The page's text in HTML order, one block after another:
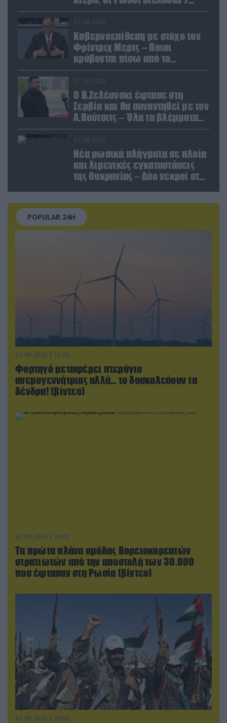
εγκαταστάσεις του ουκρανικού
Κυβερνοεπίθεση με στόχο τον
Φρίντριχ Μερτς – Ποιοι
κρύβονται πίσω από το
παραποιημένο βίντεο
Ο Β.Ζελέσνσκι έφτασε στη
Σερβία και θα συναντηθεί με τον
Α.Βούτσιτς – Όλα τα βλέμματα
στις σχέσεις με τη Ρωσία
Νέα ρωσικά πλήγματα σε πλοία
και λιμενικές εγκαταστάσεις
της Ουκρανίας – Δύο νεκροί στην
POPULAR 24H
07.08.2026 | 16:02
Φορτηγό μεταφέρει πτερύγιο
ανεμογεννήτριας αλλά… το δυσκολεύουν τα
δένδρα! (βίντεο)
07.08.2026 | 23:02
Τα πρώτα πλάνα ομάδας Βορειοκορεατών
στρατιωτών από την αποστολή των 30.000
που έφτασαν στη Ρωσία (βίντεο)
07.08.2026 | 08:02